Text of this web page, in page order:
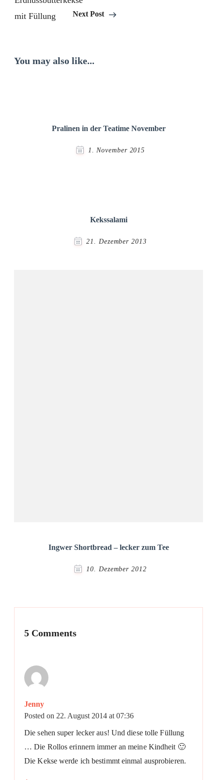
Next Post
You may also like...
Pralinen in der Teatime November
1. November 2015
Kekssalami
21. Dezember 2013
Ingwer Shortbread – lecker zum Tee
10. Dezember 2012
5 Comments
Jenny
Posted on 22. August 2014 at 07:36
Die sehen super lecker aus! Und diese tolle Füllung
… Die Rollos erinnern immer an meine Kindheit 🙂
Die Kekse werde ich bestimmt einmal ausprobieren.